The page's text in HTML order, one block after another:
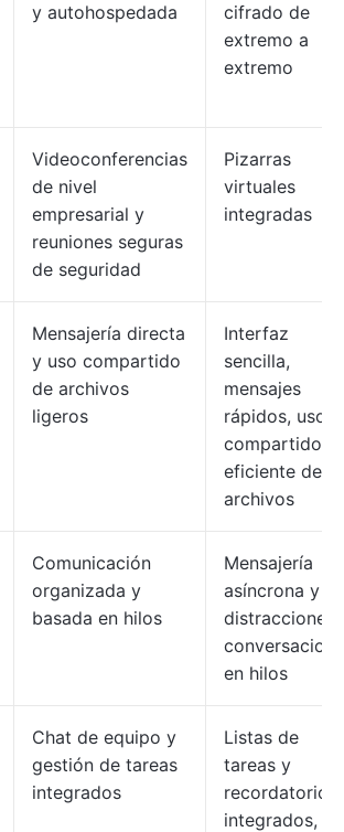
y autohospedada
cifrado de
extremo a
extremo
Videoconferencias
de nivel
empresarial y
reuniones seguras
de seguridad
Pizarras
virtuales
integradas
Mensajería directa
y uso compartido
de archivos
ligeros
Interfaz
sencilla,
mensajes
rápidos, uso
compartido
eficiente de
archivos
Comunicación
organizada y
basada en hilos
Mensajería
asíncrona y
distracciones,
en hilos
Chat de equipo y
gestión de tareas
integrados
Listas de
tareas y
recordatorios
integrados,